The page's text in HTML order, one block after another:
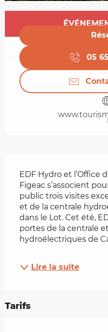
Ouverture et
05
EDF Hydro et l’Office
Figeac s’associent
public trois visites
et de la centrale
dans le Lot. Cet été,
portes de la centrale
hydroélectriques de
Lire la suite
Tarifs